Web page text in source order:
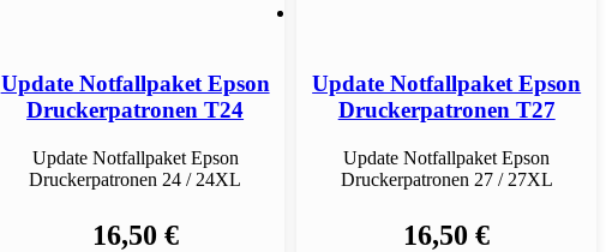
Update Notfallpaket Epson
Druckerpatronen T24
Update Notfallpaket Epson
Druckerpatronen 24 / 24XL
16,50 €
Update Notfallpaket Epson
Druckerpatronen T27
Update Notfallpaket Epson
Druckerpatronen 27 / 27XL
16,50 €